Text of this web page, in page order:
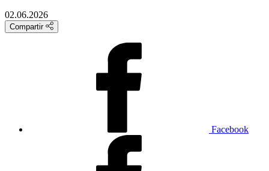
02.06.2026
Compartir
Facebook